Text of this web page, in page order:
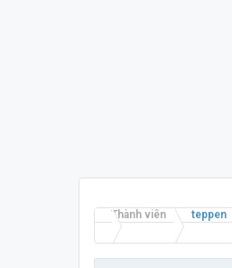
Thành viên teppen